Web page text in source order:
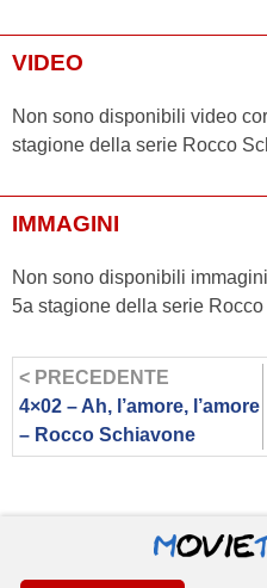
VIDEO
Non sono disponibili video
stagione della serie Rocco
IMMAGINI
Non sono disponibili
5a stagione della serie
< PRECEDENTE
4×02 – Ah, l’amore, l’amore
– Rocco Schiavone